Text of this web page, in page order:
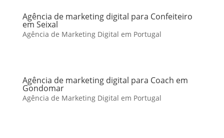
Agência de marketing digital para Confeiteiro
em Seixal
Agência de Marketing Digital em Portugal
Agência de marketing digital para Coach em
Gondomar
Agência de Marketing Digital em Portugal